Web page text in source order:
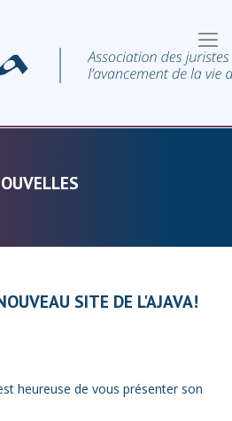
SITE DE L'AJAVA!
heureuse de vous présenter son